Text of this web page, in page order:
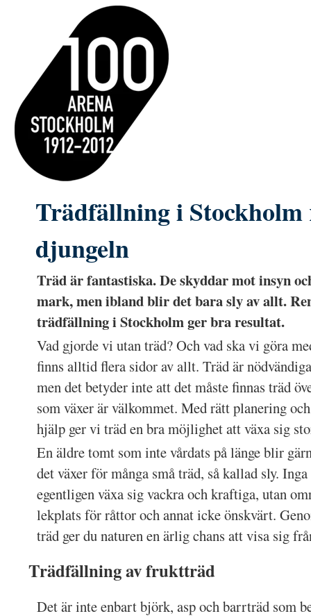
Trädfällning i Stockholm
djungeln
Träd är fantastiska. De skyddar mot insyn
mark, men ibland blir det bara sly av allt.
trädfällning i Stockholm ger bra resultat.
Vad gjorde vi utan träd? Och vad ska vi göra
finns alltid flera sidor av allt. Träd är
men det betyder inte att det måste finnas träd
som växer är välkommet. Med rätt planering
hjälp ger vi träd en bra möjlighet att växa sig
En äldre tomt som inte vårdats på länge blir
det växer för många små träd, så kallad sly.
egentligen växa sig vackra och kraftiga, utan
lekplats för råttor och annat icke önskvärt.
träd ger du naturen en ärlig chans att visa sig
Trädfällning av fruktträd
Det är inte enbart björk, asp och barrträd som